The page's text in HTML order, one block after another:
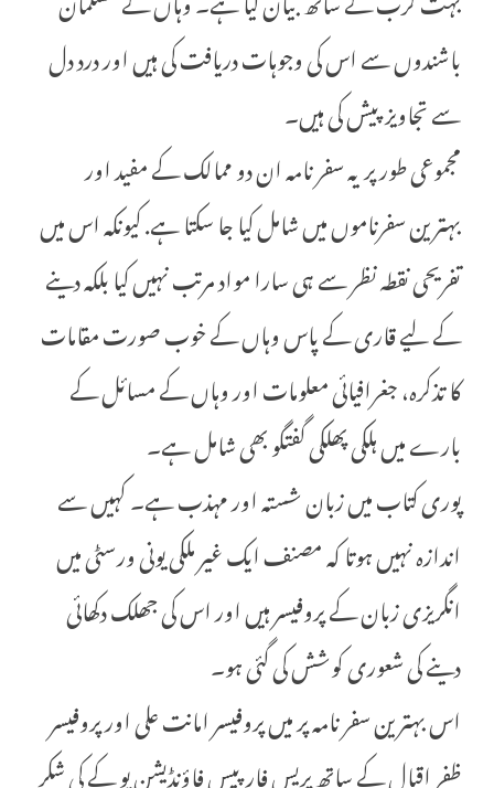
باشندوں سے اس کی وجوہات دریافت کی ہیں اور درد دل
سے تجاویز پیش کی ہیں۔
مجموعی طور پر یہ سفر نامہ ان دو ممالک کے مفید اور
بہترین سفرناموں میں شامل کیا جا سکتا ہے. کیونکہ اس میں
تفریحی نقطہ نظر سے ہی سارا مواد مرتب نہیں کیا بلکہ دینے
کے لیے قاری کے پاس وہاں کے خوب صورت مقامات
کا تذکرہ، جغرافیائی معلومات اور وہاں کے مسائل کے
بارے میں ہلکی پھلکی گفتگو بھی شامل ہے۔
پوری کتاب میں زبان شستہ اور مہذب ہے۔ کہیں سے
اندازہ نہیں ہوتا کہ مصنف ایک غیر ملکی یونی ورسٹی میں
انگریزی زبان کے پروفیسر ہیں اور اس کی جھلک دکھائی
دینے کی شعوری کوشش کی گئی ہو۔
اس بہترین سفر نامہ پر میں پروفیسر امانت علی اور پروفیسر
ظفر اقبال کے ساتھ پریس فار پیس فاؤنڈیشن یو کے کی شکر